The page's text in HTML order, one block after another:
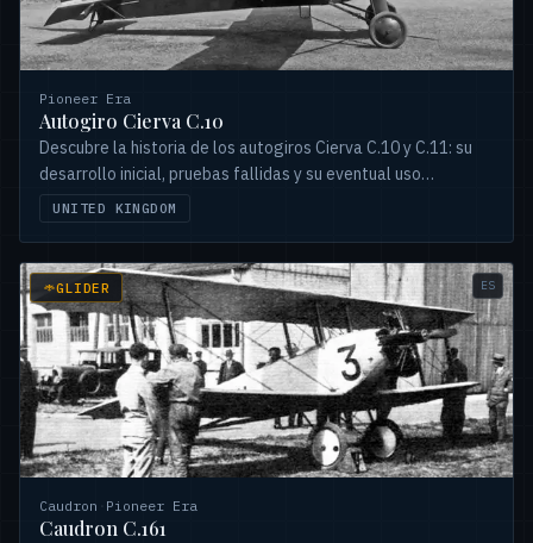
Pioneer Era
Autogiro Cierva C.10
Descubre la historia de los autogiros Cierva C.10 y C.11: su
desarrollo inicial, pruebas fallidas y su eventual uso
educativo en la aviación.
UNITED KINGDOM
GLIDER ES
Caudron Pioneer Era
Caudron C.161